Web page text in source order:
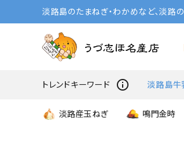
淡路島のたまねぎ・わかめなど、淡路
トレンドキーワード info_outline 淡路島牛
淡路産玉ねぎ 鳴門金時